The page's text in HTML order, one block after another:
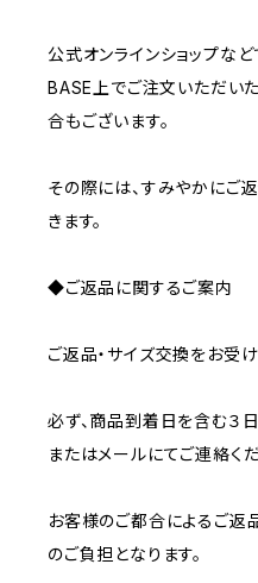
公式オンラインショップな
BASE上でご注文いただい
合もございます。
その際には、すみやかにご
きます。
◆ご返品に関するご案内
ご返品・サイズ交換をお受け
必ず、商品到着日を含む３
またはメールにてご連絡くだ
お客様のご都合によるご返
のご負担となります。